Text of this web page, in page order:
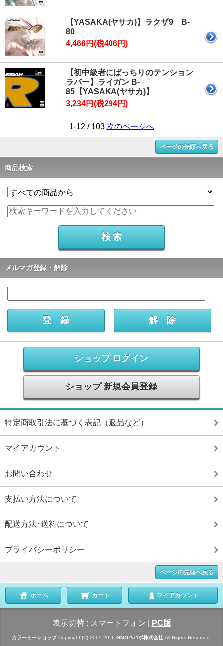
【YASAKA(ヤサカ)】ラクザ9 B-
80
4,466円(税406円)
【初中級者にばっちりのテンション
ラバー】ライガン B-
85【YASAKA(ヤサカ)】
3,234円(税294円)
1-12 / 103 次のページへ
ページの先頭へ戻る
商品検索
メルマガ登録・解除
ショップ ログイン
ショップ 新規会員登録
特定商取引法に基づく表記（返品など）
マイアカウント
お問い合わせ
支払い方法について
配送方法･送料について
プライバシーポリシー
ページの先頭へ戻る
ホーム カート マイアカウント
表示切替 : スマートフォン PC版
カラーミーショップCopyright (C) 2005-2026 GMOペパボ株式会社 All Rights Reserved.